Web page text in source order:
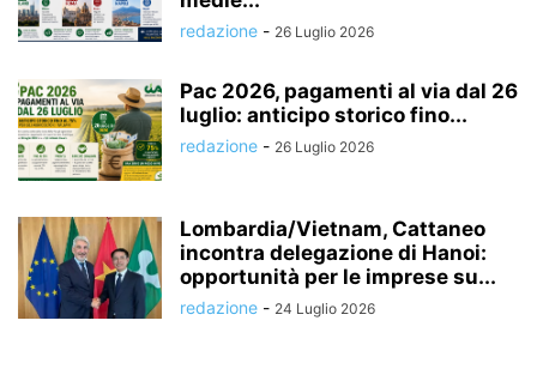
redazione - 26 Luglio 2026
Pac 2026, pagamenti al via dal 26
luglio: anticipo storico fino...
redazione - 26 Luglio 2026
Lombardia/Vietnam, Cattaneo
incontra delegazione di Hanoi:
opportunità per le imprese su...
redazione - 24 Luglio 2026